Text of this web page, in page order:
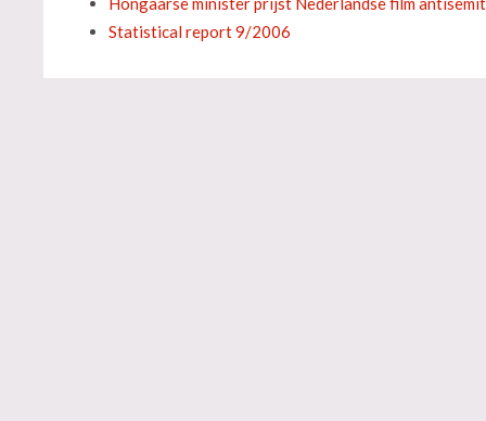
Statistical report 9/2006